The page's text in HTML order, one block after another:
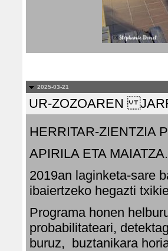
2025-03-21
UR-ZOZOAREN
HERRITAR-ZIENTZIA
APIRILA ETA MAIATZA.
2019an laginketa-sare
ibaiertzeko hegazti
Programa honen
probabilitateari,
buruz, buztanikara